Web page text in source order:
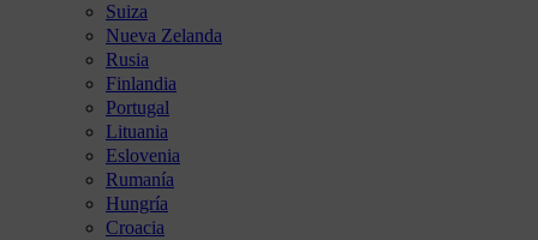
Suiza
Nueva Zelanda
Rusia
Finlandia
Portugal
Lituania
Eslovenia
Rumanía
Hungría
Croacia